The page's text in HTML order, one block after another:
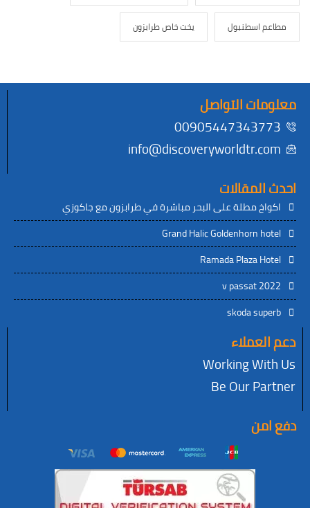
يخت خاص طرابزون
التواصل
مطلة على البحر مباشرة في طرابزون مع جاكوزي
Grand Halic Goldenhorn
Ramada Plaza
v passat
skoda
Working
Be Our